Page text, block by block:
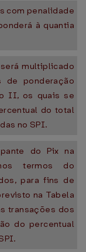
com penalidade
à quantia
multiplicado
de ponderação
II, os quais se
do total
no SPI.
do Pix na
termos do
para fins de
na Tabela
transações dos
do percentual